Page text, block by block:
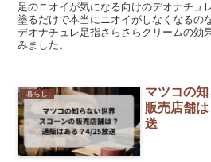
足のニオイが気になる向けのデオナチュ
塗るだけで本当にニオイがしなくなるの
デオナチュレ足指さらさらクリームの効
みました。 ...
暮らし
マツコの
販売店舗
送